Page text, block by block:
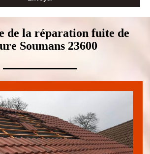
de la réparation fuite de
Soumans 23600